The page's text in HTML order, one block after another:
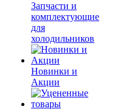
Запчасти и
комплектующие
для
холодильников
Новинки и
Акции